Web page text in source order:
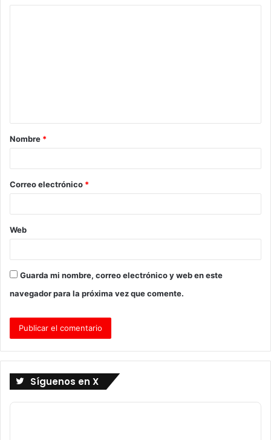
a
r
*
Nombre *
Correo electrónico *
Web
Guarda mi nombre, correo electrónico y web en este
navegador para la próxima vez que comente.
Síguenos en X